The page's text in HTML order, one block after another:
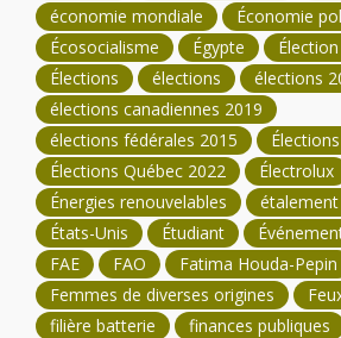
économie mondiale
Économie
Écosocialisme
Égypte
Élections
élections
élections
élections canadiennes 2019
élections fédérales 2015
Élections Québec 2022
Électrolux
Énergies renouvelables
États-Unis
Étudiant
FAE
FAO Fatima Houda-Pepin
Femmes de diverses origines
filière batterie
finances publiques